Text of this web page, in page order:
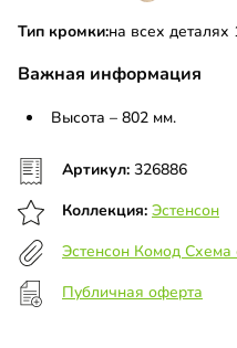
Тип кромки:на всех деталях
Важная информация
Высота – 802 мм.
Артикул: 326886
Коллекция: Эстенсон
Эстенсон Комод Схема
Публичная оферта